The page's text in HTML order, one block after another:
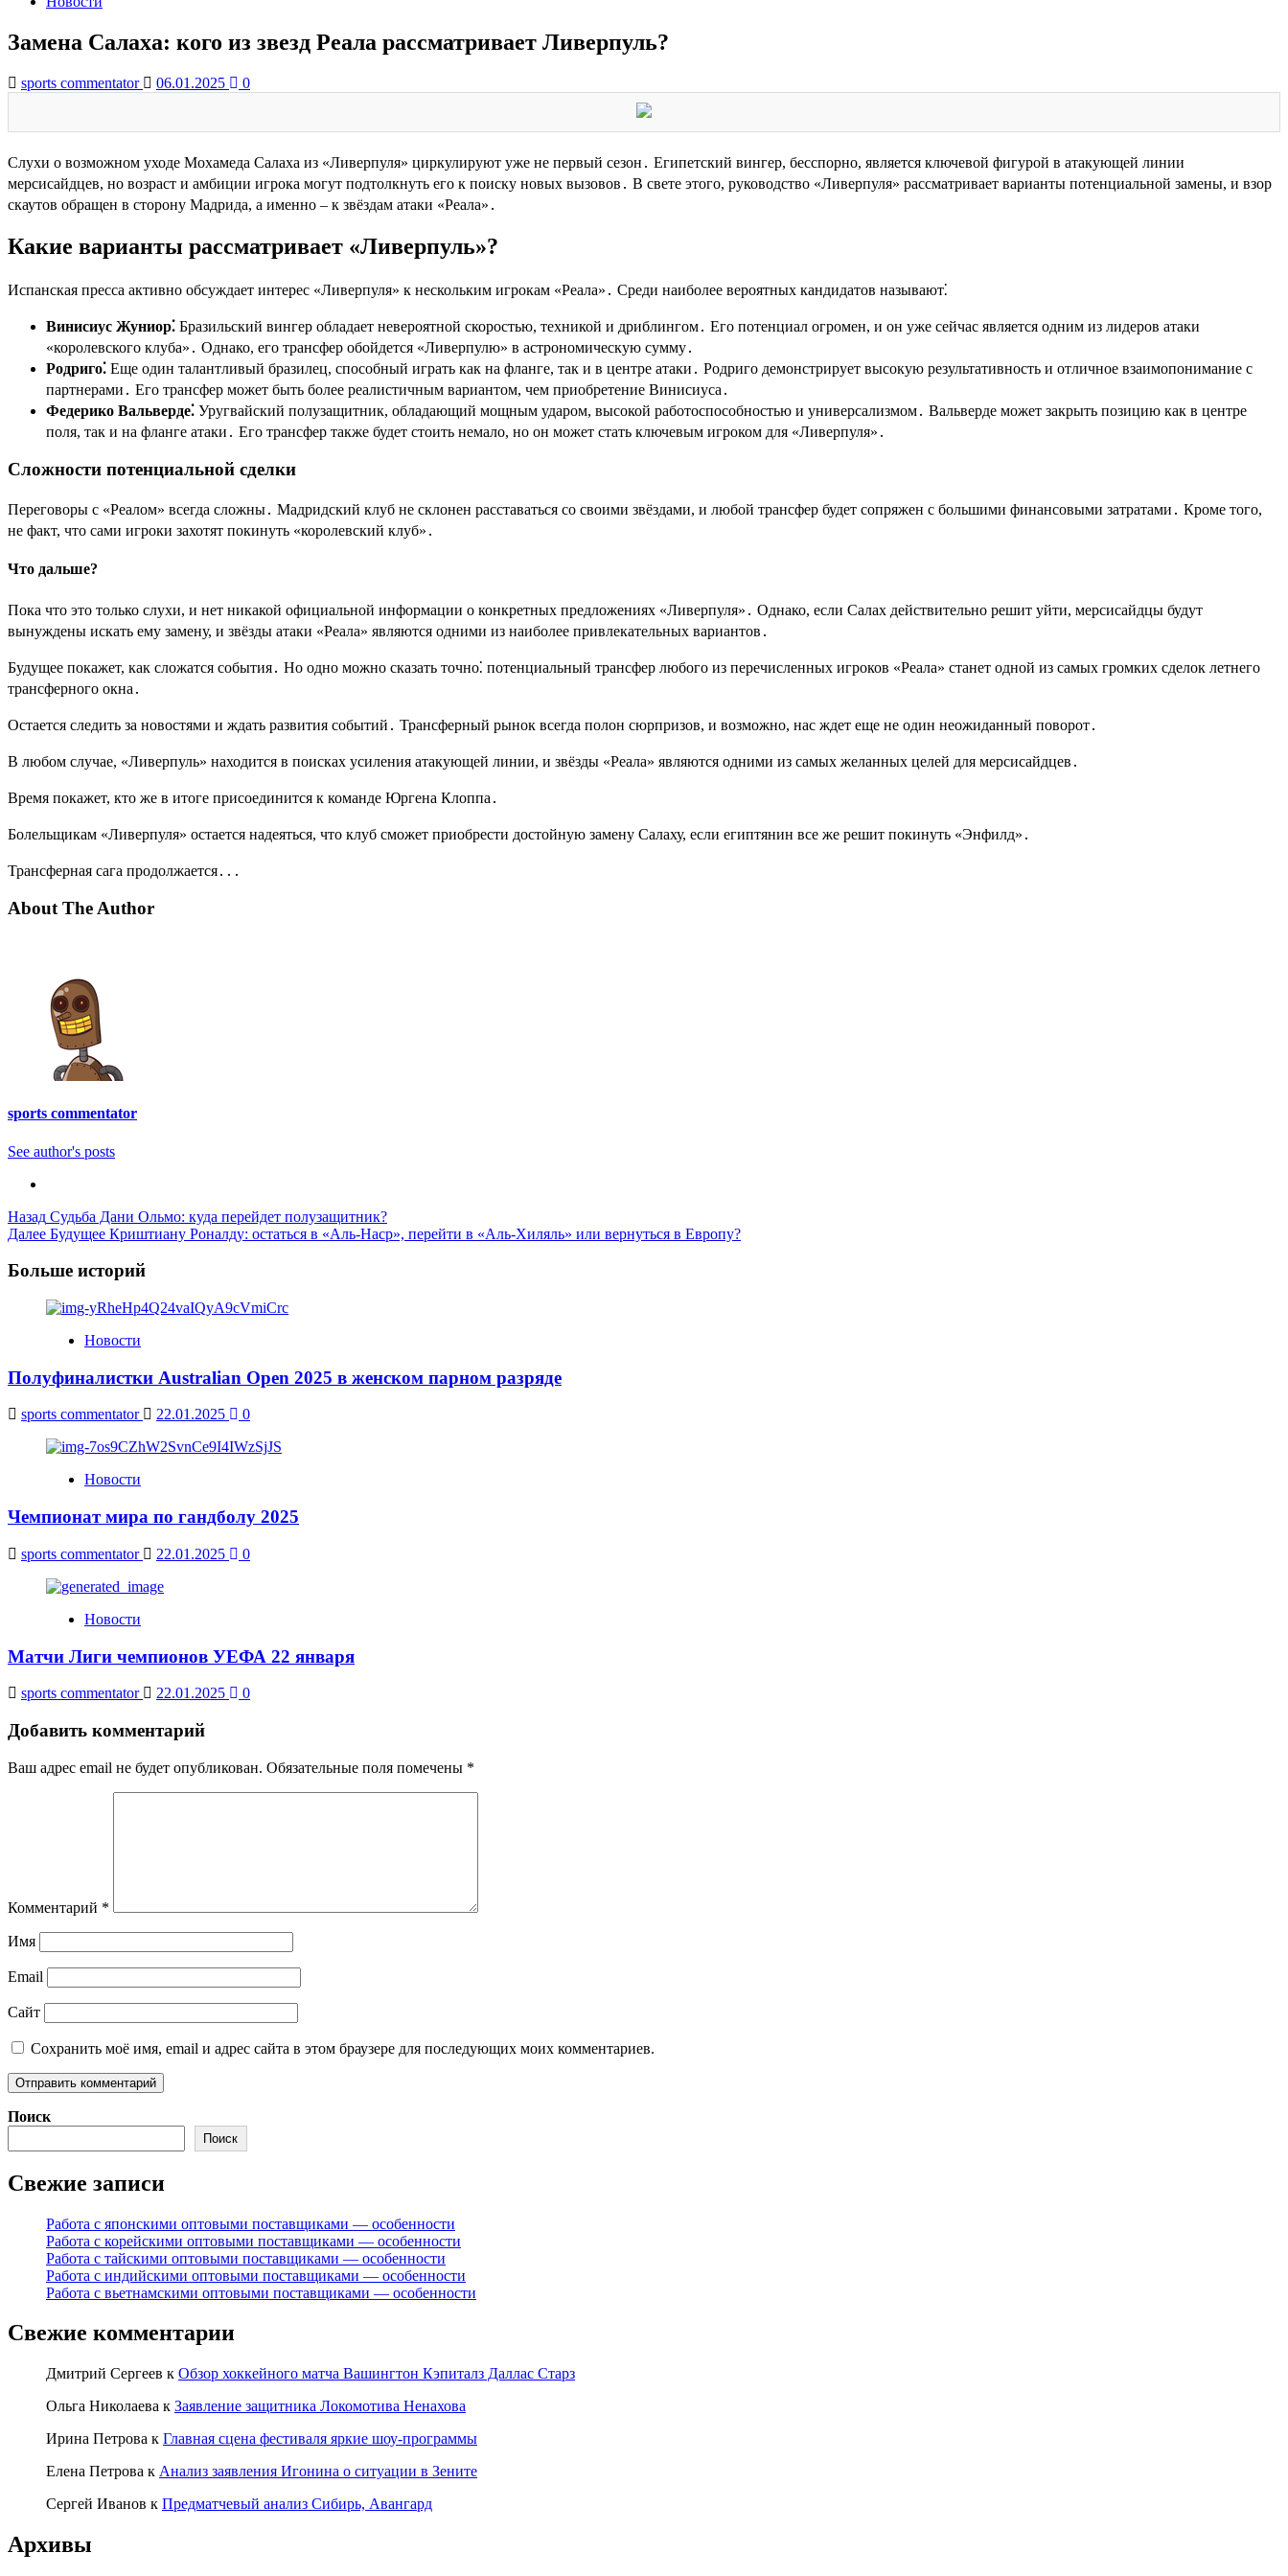
Замена Салаха: кого из звезд Реала рассматривает Ливерпуль?
sports commentator 06.01.2025 0
Слухи о возможном уходе Мохамеда Салаха из «Ливерпуля» циркулируют уже не первый сезон․ Египетский вингер, бесспорно, является ключевой фигурой в атакующей линии
мерсисайдцев, но возраст и амбиции игрока могут подтолкнуть его к поиску новых вызовов․ В свете этого, руководство «Ливерпуля» рассматривает варианты потенциальной замены, и взор
скаутов обращен в сторону Мадрида, а именно – к звёздам атаки «Реала»․
Какие варианты рассматривает «Ливерпуль»?
Испанская пресса активно обсуждает интерес «Ливерпуля» к нескольким игрокам «Реала»․ Среди наиболее вероятных кандидатов называют⁚
Винисиус Жуниор⁚ Бразильский вингер обладает невероятной скоростью, техникой и дриблингом․ Его потенциал огромен, и он уже сейчас является одним из лидеров атаки
«королевского клуба»․ Однако, его трансфер обойдется «Ливерпулю» в астрономическую сумму․
Родриго⁚ Еще один талантливый бразилец, способный играть как на фланге, так и в центре атаки․ Родриго демонстрирует высокую результативность и отличное взаимопонимание с
партнерами․ Его трансфер может быть более реалистичным вариантом, чем приобретение Винисиуса․
Федерико Вальверде⁚ Уругвайский полузащитник, обладающий мощным ударом, высокой работоспособностью и универсализмом․ Вальверде может закрыть позицию как в центре
поля, так и на фланге атаки․ Его трансфер также будет стоить немало, но он может стать ключевым игроком для «Ливерпуля»․
Сложности потенциальной сделки
Переговоры с «Реалом» всегда сложны․ Мадридский клуб не склонен расставаться со своими звёздами, и любой трансфер будет сопряжен с большими финансовыми затратами․ Кроме того,
не факт, что сами игроки захотят покинуть «королевский клуб»․
Что дальше?
Пока что это только слухи, и нет никакой официальной информации о конкретных предложениях «Ливерпуля»․ Однако, если Салах действительно решит уйти, мерсисайдцы будут
вынуждены искать ему замену, и звёзды атаки «Реала» являются одними из наиболее привлекательных вариантов․
Будущее покажет, как сложатся события․ Но одно можно сказать точно⁚ потенциальный трансфер любого из перечисленных игроков «Реала» станет одной из самых громких сделок летнего
трансферного окна․
Остается следить за новостями и ждать развития событий․ Трансферный рынок всегда полон сюрпризов, и возможно, нас ждет еще не один неожиданный поворот․
В любом случае, «Ливерпуль» находится в поисках усиления атакующей линии, и звёзды «Реала» являются одними из самых желанных целей для мерсисайдцев․
Время покажет, кто же в итоге присоединится к команде Юргена Клоппа․
Болельщикам «Ливерпуля» остается надеяться, что клуб сможет приобрести достойную замену Салаху, если египтянин все же решит покинуть «Энфилд»․
Трансферная сага продолжается․․․
About The Author
sports commentator
See author's posts
Post
Navigation
Назад Судьба Дани Ольмо: куда перейдет полузащитник?
Далее Будущее Криштиану Роналду: остаться в «Аль-Наср», перейти в «Аль-Хиляль» или вернуться в Европу?
Больше историй
Новости
Полуфиналистки Australian Open 2025 в женском парном разряде
sports commentator 22.01.2025 0
Новости
Чемпионат мира по гандболу 2025
sports commentator 22.01.2025 0
Новости
Матчи Лиги чемпионов УЕФА 22 января
sports commentator 22.01.2025 0
Добавить комментарий
Ваш адрес email не будет опубликован. Обязательные поля помечены *
Комментарий *
Имя
Email
Сайт
Сохранить моё имя, email и адрес сайта в этом браузере для последующих моих комментариев.
Поиск
Поиск
Свежие записи
Работа с японскими оптовыми поставщиками — особенности
Работа с корейскими оптовыми поставщиками — особенности
Работа с тайскими оптовыми поставщиками — особенности
Работа с индийскими оптовыми поставщиками — особенности
Работа с вьетнамскими оптовыми поставщиками — особенности
Свежие комментарии
Дмитрий Сергеев к Обзор хоккейного матча Вашингтон Кэпиталз Даллас Старз
Ольга Николаева к Заявление защитника Локомотива Ненахова
Ирина Петрова к Главная сцена фестиваля яркие шоу-программы
Елена Петрова к Анализ заявления Игонина о ситуации в Зените
Сергей Иванов к Предматчевый анализ Сибирь, Авангард
Архивы